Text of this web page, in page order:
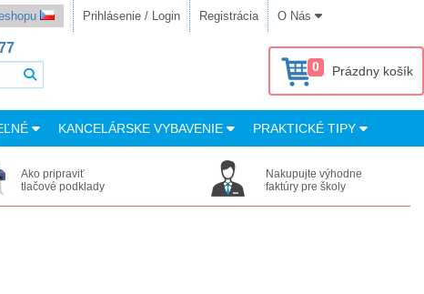
Prihlásenie / Login Registrácia O Nás
0 Prázdny košík
KANCELÁRSKE VYBAVENIE PRAKTICKÉ TIPY
Ako pripraviť
tlačové podklady
Nakupujte výhodne
faktúry pre školy